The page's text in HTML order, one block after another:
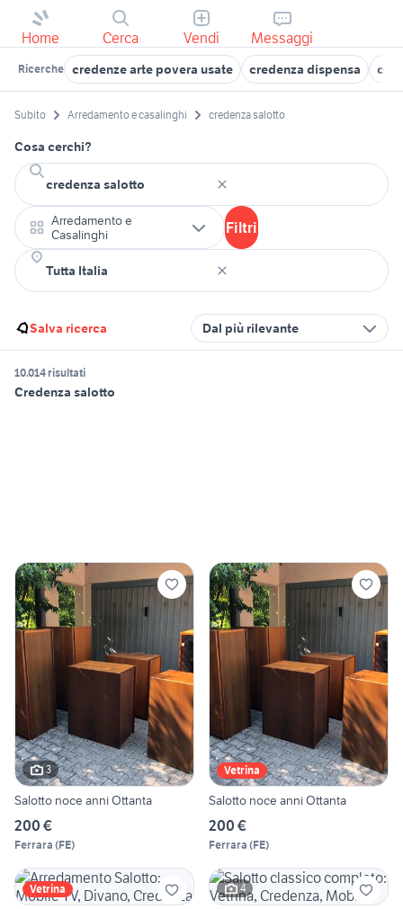
Home Cerca Vendi Messaggi
Ricerche credenze arte povera usate credenza dispensa
Subito Arredamento e casalinghi credenza salotto
Cosa cerchi?
Arredamento e
Casalinghi
Filtri
Salva ricerca Dal più rilevante
10.014 risultati
Credenza salotto
3
Salotto noce anni Ottanta
200 €
Ferrara (FE)
Vetrina
Salotto noce anni Ottanta
200 €
Ferrara (FE)
Vetrina 4